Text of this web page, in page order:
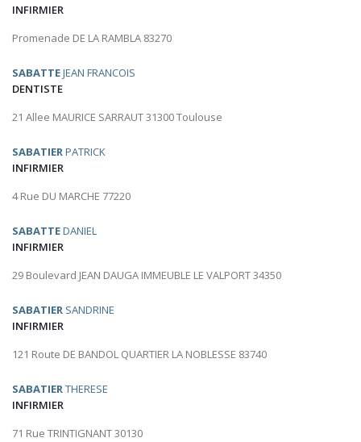
INFIRMIER
Promenade DE LA RAMBLA 83270
SABATTEJEAN FRANCOIS
DENTISTE
21 Allee MAURICE SARRAUT 31300 Toulouse
SABATIERPATRICK
INFIRMIER
4 Rue DU MARCHE 77220
SABATTEDANIEL
INFIRMIER
29 Boulevard JEAN DAUGA IMMEUBLE LE VALPORT 34350
SABATIER SANDRINE
INFIRMIER
121 Route DE BANDOL QUARTIER LA NOBLESSE 83740
SABATIERTHERESE
INFIRMIER
71 Rue TRINTIGNANT 30130